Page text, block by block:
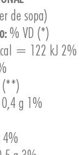
de sopa)
% VD (*)
= 122 kJ 2%
0,4 g 1%